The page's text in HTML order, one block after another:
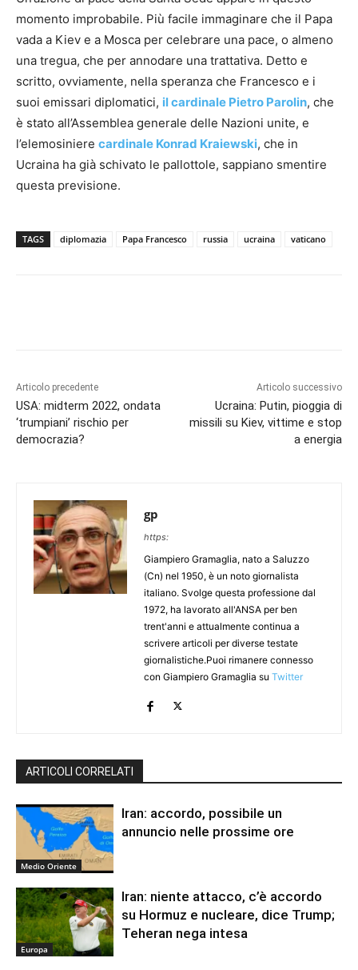
momento improbabile. Più facile immaginare che il Papa
vada a Kiev e a Mosca per celebrare una pace, o almeno
una tregua, che per annodare una trattativa. Detto e
scritto, ovviamente, nella speranza che Francesco e i
suoi emissari diplomatici, il cardinale Pietro Parolin, che
è stato all’Assemblea generale delle Nazioni unite, e
l’elemosiniere cardinale Konrad Kraiewski, che in
Ucraina ha già schivato le pallottole, sappiano smentire
questa previsione.
TAGS diplomazia Papa Francesco russia ucraina vaticano
Articolo precedente
USA: midterm 2022, ondata
‘trumpiani’ rischio per
democrazia?
Articolo successivo
Ucraina: Putin, pioggia di
missili su Kiev, vittime e stop
a energia
gp
https:
Giampiero Gramaglia, nato a Saluzzo
(Cn) nel 1950, è un noto giornalista
italiano. Svolge questa professione dal
1972, ha lavorato all'ANSA per ben
trent'anni e attualmente continua a
scrivere articoli per diverse testate
giornalistiche.Puoi rimanere connesso
con Giampiero Gramaglia su Twitter
ARTICOLI CORRELATI
Medio Oriente
Iran: accordo, possibile un
annuncio nelle prossime ore
Europa
Iran: niente attacco, c’è accordo
su Hormuz e nucleare, dice Trump;
Teheran nega intesa